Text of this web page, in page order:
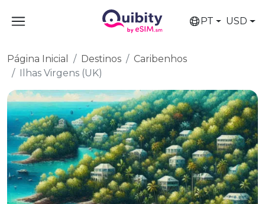
PT USD
Página Inicial Destinos
Caribenhos
Ilhas Virgens (UK)